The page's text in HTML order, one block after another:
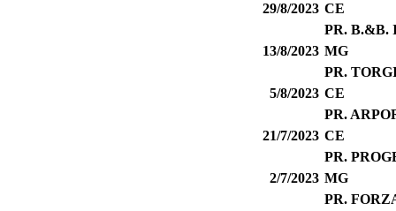
29/8/2023 CE
PR. B.&B.
13/8/2023 MG
PR.
5/8/2023 CE
PR.
21/7/2023 CE
PR.
2/7/2023 MG
PR.